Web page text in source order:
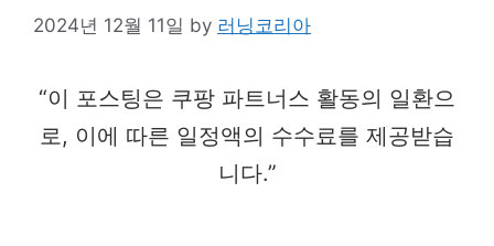
2024년 12월 11일 by 러닝코리아
“이 포스팅은 쿠팡 파트너스 활동의 일환으
로, 이에 따른 일정액의 수수료를 제공받습
니다.”